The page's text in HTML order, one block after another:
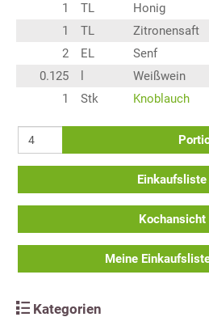
1
TL
Honig
1
TL
Zitronensaft
2
EL
Senf
0.125
Weißwein
1
Stk Knoblauch
Einkaufsliste
Kochansicht
Meine
Kategorien